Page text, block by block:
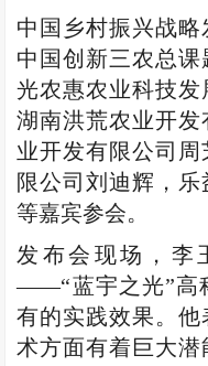
中国乡村振兴战略
中国创新三农总
光农惠农业科技发
湖南洪荒农业开
业开发有限公司
限公司刘迪辉，
等嘉宾参会。
发布会现场，李
——“蓝宇之光”高
有的实践效果。
术方面有着巨大潜